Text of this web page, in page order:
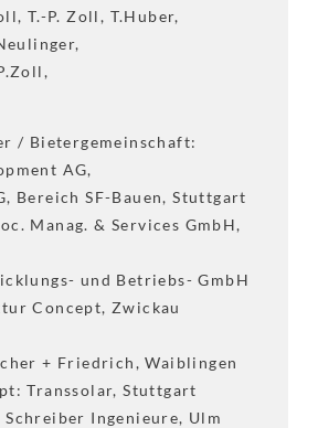
T.-P. Zoll, T.Huber,
/ Bietergemeinschaft:
AG,
Bereich SF-Bauen, Stuttgart
Manag. & Services GmbH,
und Betriebs- GmbH
Concept, Zwickau
+ Friedrich, Waiblingen
Transsolar, Stuttgart
Schreiber Ingenieure, Ulm